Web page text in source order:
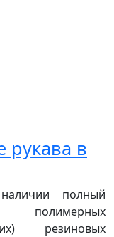
рукава в
полный
полимерных
резиновых